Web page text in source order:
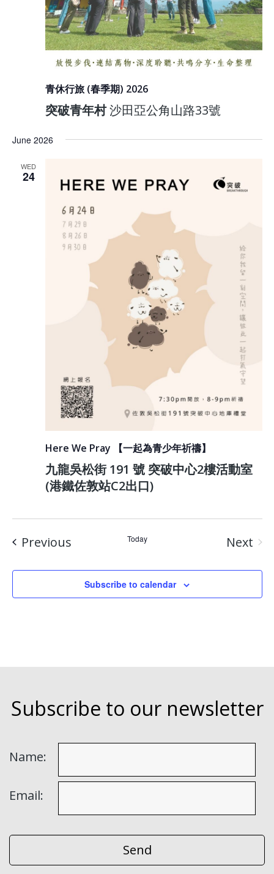
青休行旅 (春季期) 2026
突破青年村沙田亞公角山路33號
June 2026
WED
24
Here We Pray 【一起為青少年祈禱】
九龍吳松街 191 號 突破中心2樓活動室
(港鐵佐敦站C2出口)
PreviousEvents Today
Next
Subscribe to calendar
Subscribe to our newsletter
Name:
Email: